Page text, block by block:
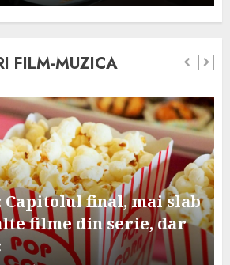
FILM-MUZICA
Capitolul final, mai slab
filme din serie, dar